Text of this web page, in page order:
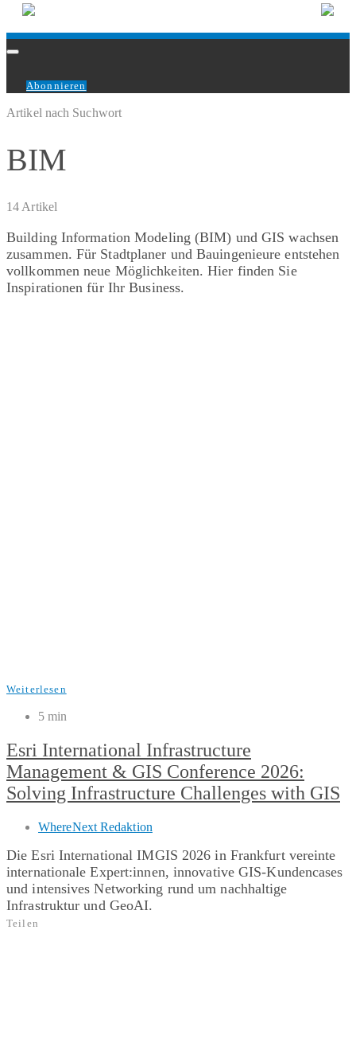
Abonnieren
Artikel nach Suchwort
BIM
14 Artikel
Building Information Modeling (BIM) und GIS wachsen
zusammen. Für Stadtplaner und Bauingenieure entstehen
vollkommen neue Möglichkeiten. Hier finden Sie
Inspirationen für Ihr Business.
Weiterlesen
5 min
Esri International Infrastructure
Management & GIS Conference 2026:
Solving Infrastructure Challenges with GIS
WhereNext Redaktion
Die Esri International IMGIS 2026 in Frankfurt vereinte
internationale Expert:innen, innovative GIS‑Kundencases
und intensives Networking rund um nachhaltige
Infrastruktur und GeoAI.
Teilen